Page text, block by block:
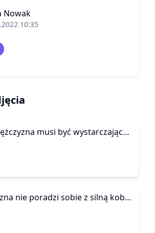
Nowak
10:35
Prawdziwy mężczyzna musi być wystarczająco dorosły, żeby przyznać się do błędu, mądry by wyciągnąć z niego wnioski i wystarczająco silny, by to naprawić.
Słaby mężczyzna nie poradzi sobie z silną kobietą, ponieważ nie będzie wiedział, co z nią zrobić. Ale silny mężczyzna uwielbia wyzwanie, jakim jest dla niego silna kobieta.